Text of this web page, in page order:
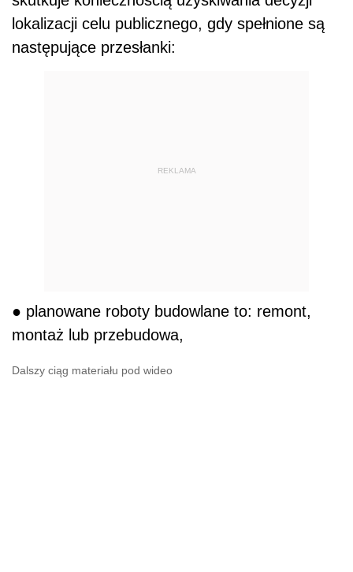
lokalizacji celu publicznego, gdy spełnione są
następujące przesłanki:
REKLAMA
● planowane roboty budowlane to: remont,
montaż lub przebudowa,
Dalszy ciąg materiału pod wideo